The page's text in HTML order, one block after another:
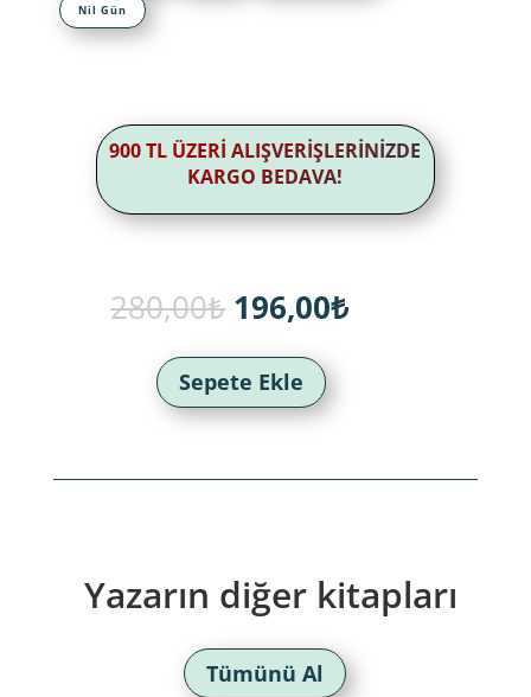
Nil Gün
900 TL ÜZERİ ALIŞVERİŞLERİNİZDE
KARGO BEDAVA!
280,00₺ Orijinal
fiyat:
280,00₺.
196,00₺Şu
Sepete Ekle
Yazarın diğer kitapları
Tümünü Al